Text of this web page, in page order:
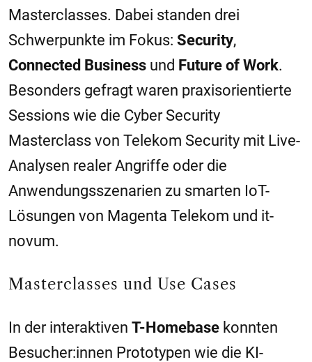
Masterclasses. Dabei standen drei
Schwerpunkte im Fokus: Security,
Connected Business und Future of Work.
Besonders gefragt waren praxisorientierte
Sessions wie die Cyber Security
Masterclass von Telekom Security mit Live-
Analysen realer Angriffe oder die
Anwendungsszenarien zu smarten IoT-
Lösungen von Magenta Telekom und it-
novum.
Masterclasses und Use Cases
In der interaktiven T-Homebase konnten
Besucher:innen Prototypen wie die KI-